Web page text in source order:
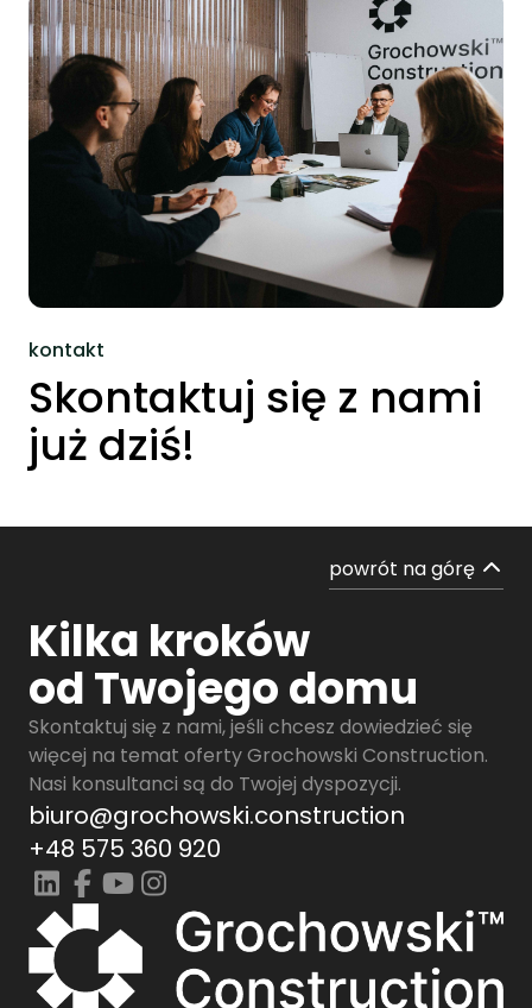
kontakt
Skontaktuj się z nami
już dziś!
powrót na górę
Kilka kroków
od Twojego domu
Skontaktuj się z nami, jeśli chcesz dowiedzieć się
więcej na temat oferty Grochowski Construction.
Nasi konsultanci są do Twojej dyspozycji.
biuro@grochowski.construction
+48 575 360 920